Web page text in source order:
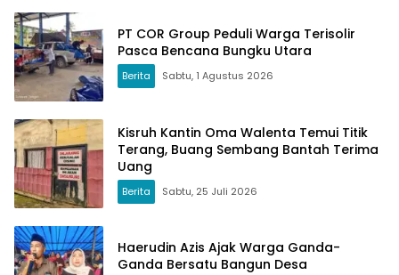
PT COR Group Peduli Warga Terisolir
Pasca Bencana Bungku Utara
Berita Sabtu, 1 Agustus 2026
Kisruh Kantin Oma Walenta Temui Titik
Terang, Buang Sembang Bantah Terima
Uang
Berita Sabtu, 25 Juli 2026
Haerudin Azis Ajak Warga Ganda-
Ganda Bersatu Bangun Desa